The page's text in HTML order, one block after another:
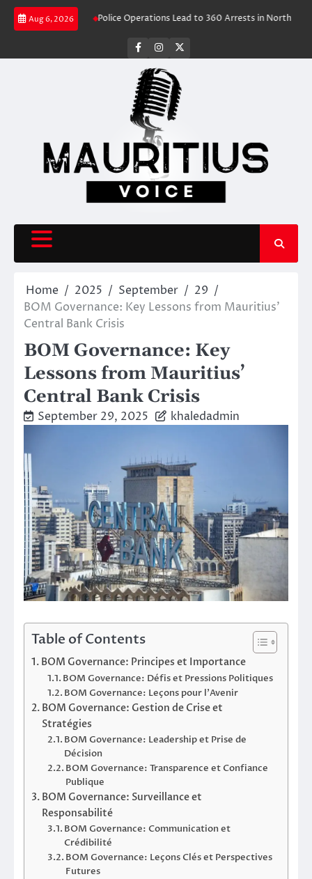
Skip
Aug 6, 2026
Rush Police Operations Lead to 360 Arrests in Northern Cape
facebookinstagram
Home 2025 September
29
BOM Governance: Key Lessons from Mauritius’
Central Bank Crisis
BOM Governance: Key
Lessons from Mauritius’
Central Bank Crisis
September 29, 2025 khaledadmin
Table of Contents
BOM Governance: Principes et Importance
BOM Governance: Défis et Pressions Politiques
BOM Governance: Leçons pour l’Avenir
BOM Governance: Gestion de Crise et
Stratégies
BOM Governance: Leadership et Prise de
Décision
BOM Governance: Transparence et Confiance
Publique
BOM Governance: Surveillance et
Responsabilité
BOM Governance: Communication et
Crédibilité
BOM Governance: Leçons Clés et Perspectives
Futures